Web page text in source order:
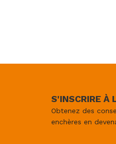
S'INSCRIRE À
Obtenez des
enchères en